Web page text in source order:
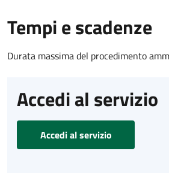
Tempi e scadenze
Durata massima del procedimento
Accedi al servizio
Accedi al servizio